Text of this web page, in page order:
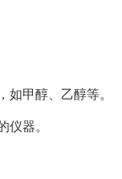
甲醇、乙醇等。
器。